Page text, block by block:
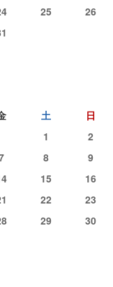
25
26
土
日
1
2
8
9
15
16
22
23
29
30